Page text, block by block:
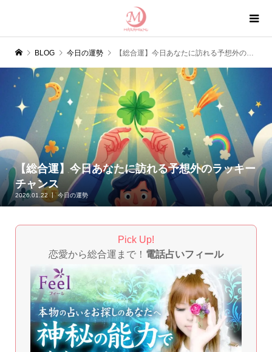
BLOG 今日の運勢 【総合運】今日あなたに訪れる予想外のラッキーチャンス
【総合運】今日あなたに訪れる予想外のラッキー
チャンス
2026.01.22 今日の運勢
Pick Up!
恋愛から総合運まで！ 電話占いフィール